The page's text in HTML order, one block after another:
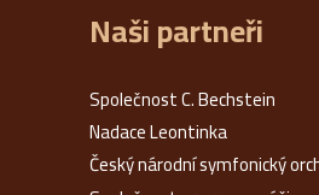
Naši partneři
Společnost C. Bechstein
Nadace Leontinka
Český národní symfonický